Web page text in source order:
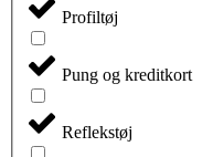
Profiltøj
Pung og kreditkort
Reflekstøj